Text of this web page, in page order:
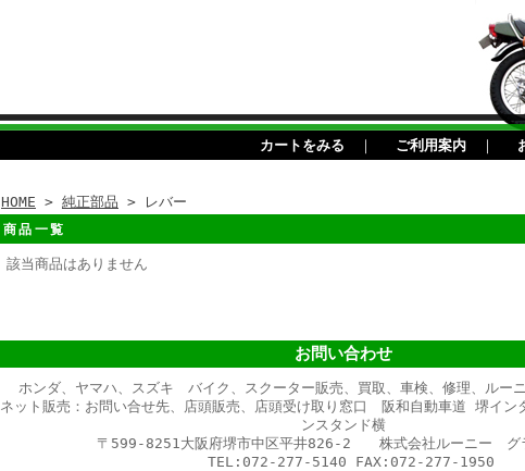
カートをみる ｜ ご利用案内 ｜
HOME > 純正部品 > レバー
商品一覧
該当商品はありません
お問い合わせ
ホンダ、ヤマハ、スズキ バイク、スクーター販売、買取、車検、修理、ルー
ネット販売：お問い合せ先、店頭販売、店頭受け取り窓口 阪和自動車道 堺イ
ンスタンド横
〒599-8251大阪府堺市中区平井826-2 株式会社ルーニー グ
TEL:072-277-5140 FAX:072-277-1950